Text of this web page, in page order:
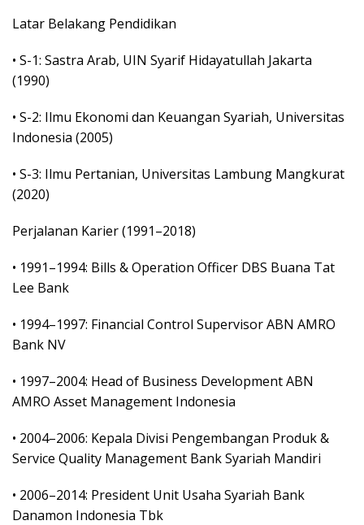
Latar Belakang Pendidikan
• S-1: Sastra Arab, UIN Syarif Hidayatullah Jakarta
(1990)
• S-2: Ilmu Ekonomi dan Keuangan Syariah, Universitas
Indonesia (2005)
• S-3: Ilmu Pertanian, Universitas Lambung Mangkurat
(2020)
Perjalanan Karier (1991–2018)
• 1991–1994: Bills & Operation Officer DBS Buana Tat
Lee Bank
• 1994–1997: Financial Control Supervisor ABN AMRO
Bank NV
• 1997–2004: Head of Business Development ABN
AMRO Asset Management Indonesia
• 2004–2006: Kepala Divisi Pengembangan Produk &
Service Quality Management Bank Syariah Mandiri
• 2006–2014: President Unit Usaha Syariah Bank
Danamon Indonesia Tbk